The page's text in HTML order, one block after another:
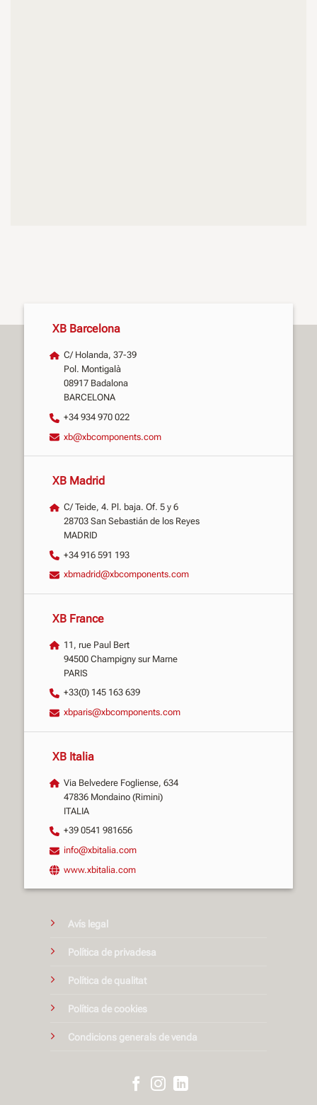
XB Barcelona
C/ Holanda, 37-39
Pol. Montigalà
08917 Badalona
BARCELONA
+34 934 970 022
xb@xbcomponents.com
XB Madrid
C/ Teide, 4. Pl. baja. Of. 5 y 6
28703 San Sebastián de los Reyes
MADRID
+34 916 591 193
xbmadrid@xbcomponents.com
XB France
11, rue Paul Bert
94500 Champigny sur Marne
PARIS
+33(0) 145 163 639
xbparis@xbcomponents.com
XB Italia
Via Belvedere Fogliense, 634
47836 Mondaino (Rimini)
ITALIA
+39 0541 981656
info@xbitalia.com
www.xbitalia.com
Avís legal
Política de privadesa
Política de qualitat
Política de cookies
Condicions generals de venda